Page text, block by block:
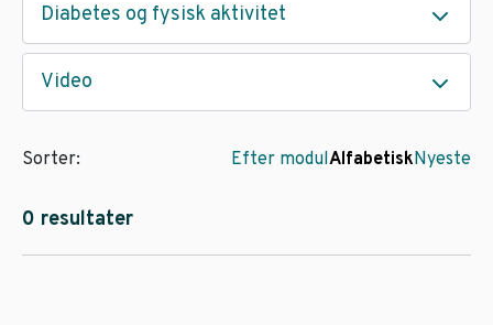
Diabetes og fysisk aktivitet
Video
0 resultater
Sorter: Efter modulAlfabetiskNyeste